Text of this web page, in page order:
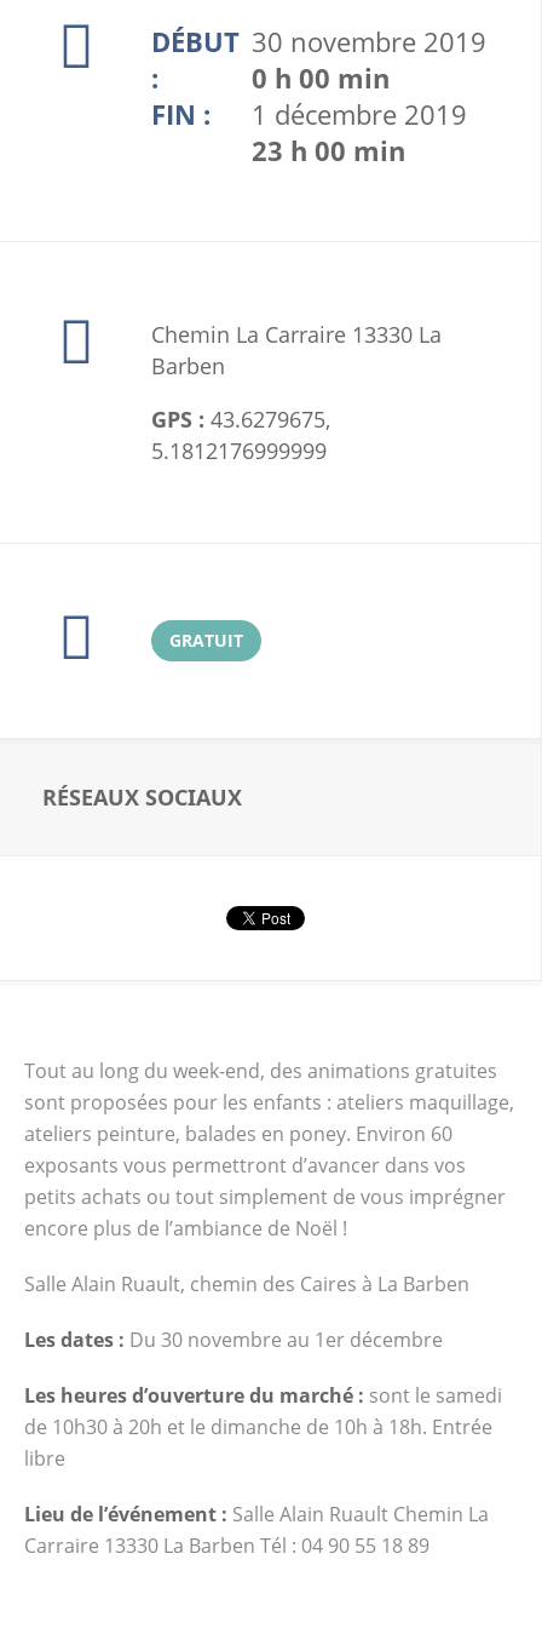
Carraire 13330 La Barben Tél : 04 90 55 18 89
Il y a plusieurs événements à cet
emplacement
AFFICHER LES ÉVÉNEMENTS SIMILAIRES
DÉBUT
:
30 novembre 2019
0 h 00 min
FIN :
1 décembre 2019
23 h 00 min
Chemin La Carraire 13330 La
Barben
GPS :43.6279675,
5.1812176999999
GRATUIT
RÉSEAUX SOCIAUX
Tout au long du week-end, des animations gratuites
sont proposées pour les enfants : ateliers maquillage,
ateliers peinture, balades en poney. Environ 60
exposants vous permettront d’avancer dans vos
petits achats ou tout simplement de vous imprégner
encore plus de l’ambiance de Noël !
Salle Alain Ruault, chemin des Caires à La Barben
Les dates : Du 30 novembre au 1er décembre
Les heures d’ouverture du marché : sont le samedi
de 10h30 à 20h et le dimanche de 10h à 18h. Entrée
libre
Lieu de l’événement : Salle Alain Ruault Chemin La
Carraire 13330 La Barben Tél : 04 90 55 18 89